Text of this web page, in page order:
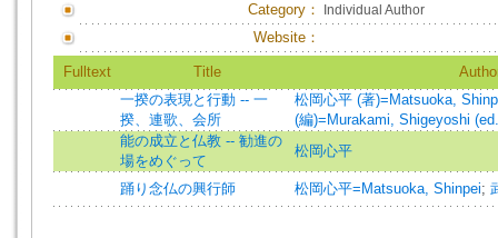
Category： Individual Author
Website：
Fulltext Title
一揆の表現と行動 -- 一
揆、連歌、会所
松岡心平 (著)=Matsuoka,
(編)=Murakami, Shigeyoshi
能の成立と仏教 -- 勧進の
場をめぐって
松岡心平
踊り念仏の興行師 松岡心平=Matsuoka, Shinpei;